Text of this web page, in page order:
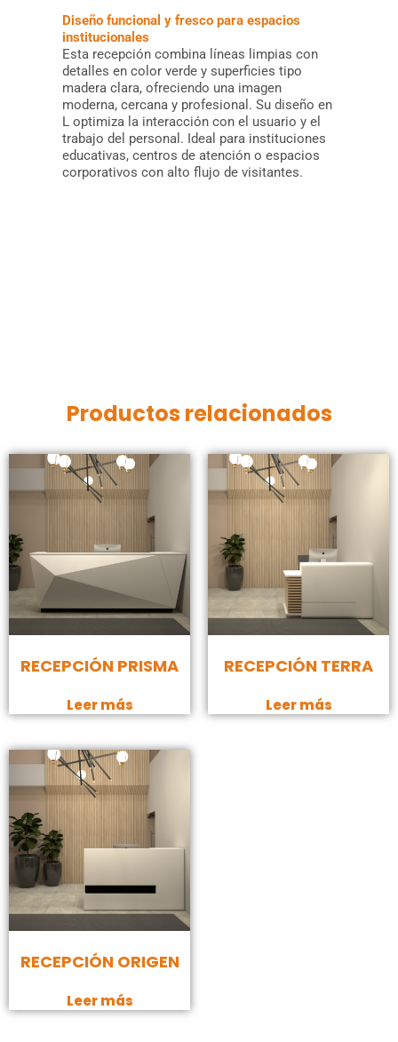
Diseño funcional y fresco para espacios
institucionales
Esta recepción combina líneas limpias con
detalles en color verde y superficies tipo
madera clara, ofreciendo una imagen
moderna, cercana y profesional. Su diseño en
L optimiza la interacción con el usuario y el
trabajo del personal. Ideal para instituciones
educativas, centros de atención o espacios
corporativos con alto flujo de visitantes.
Productos relacionados
RECEPCIÓN PRISMA
Leer más
RECEPCIÓN TERRA
Leer más
RECEPCIÓN ORIGEN
Leer más